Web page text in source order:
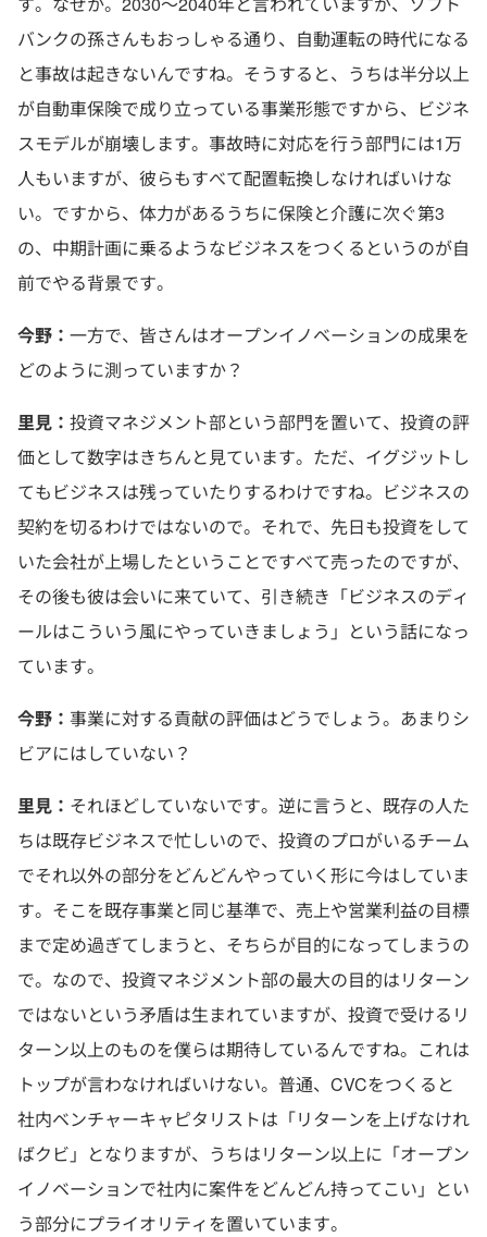
バンクの孫さんもおっしゃる通り、自動運転の時代になる
と事故は起きないんですね。そうすると、うちは半分以上
が自動車保険で成り立っている事業形態ですから、ビジネ
スモデルが崩壊します。事故時に対応を行う部門には1万
人もいますが、彼らもすべて配置転換しなければいけな
い。ですから、体力があるうちに保険と介護に次ぐ第3
の、中期計画に乗るようなビジネスをつくるというのが自
前でやる背景です。
今野： 一方で、皆さんはオープンイノベーションの成果を
どのように測っていますか？
里見： 投資マネジメント部という部門を置いて、投資の評
価として数字はきちんと見ています。ただ、イグジットし
てもビジネスは残っていたりするわけですね。ビジネスの
契約を切るわけではないので。それで、先日も投資をして
いた会社が上場したということですべて売ったのですが、
その後も彼は会いに来ていて、引き続き「ビジネスのディ
ールはこういう風にやっていきましょう」という話になっ
ています。
今野： 事業に対する貢献の評価はどうでしょう。あまりシ
ビアにはしていない？
里見： それほどしていないです。逆に言うと、既存の人た
ちは既存ビジネスで忙しいので、投資のプロがいるチーム
でそれ以外の部分をどんどんやっていく形に今はしていま
す。そこを既存事業と同じ基準で、売上や営業利益の目標
まで定め過ぎてしまうと、そちらが目的になってしまうの
で。なので、投資マネジメント部の最大の目的はリターン
ではないという矛盾は生まれていますが、投資で受けるリ
ターン以上のものを僕らは期待しているんですね。これは
トップが言わなければいけない。普通、CVCをつくると
社内ベンチャーキャピタリストは「リターンを上げなけれ
ばクビ」となりますが、うちはリターン以上に「オープン
イノベーションで社内に案件をどんどん持ってこい」とい
う部分にプライオリティを置いています。